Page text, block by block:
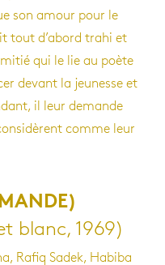
son amour pour le
tout d’abord trahi et
qui le lie au poète
devant la jeunesse et
il leur demande
comme leur
blanc, 1969)
Rafiq Sadek, Habiba